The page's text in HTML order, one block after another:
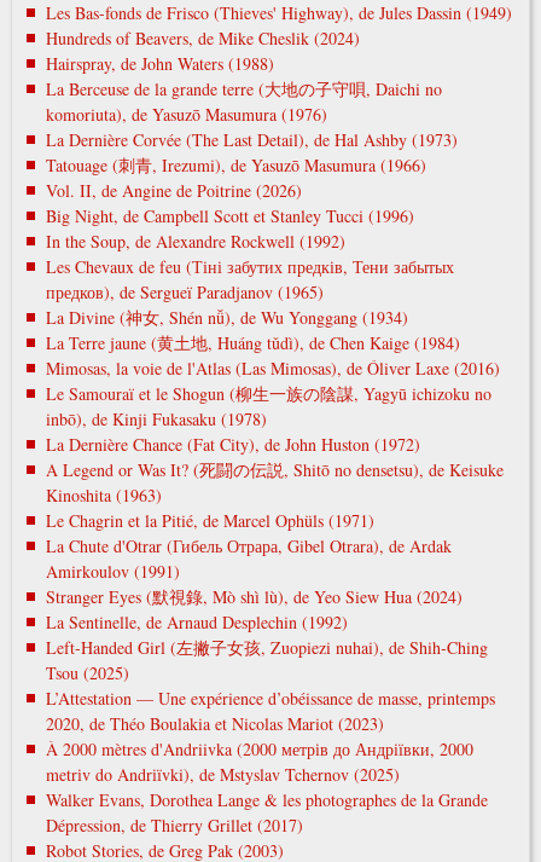
Les Bas-fonds de Frisco (Thieves' Highway), de Jules Dassin (1949)
Hundreds of Beavers, de Mike Cheslik (2024)
Hairspray, de John Waters (1988)
La Berceuse de la grande terre (大地の子守唄, Daichi no
komoriuta), de Yasuzō Masumura (1976)
La Dernière Corvée (The Last Detail), de Hal Ashby (1973)
Tatouage (刺青, Irezumi), de Yasuzō Masumura (1966)
Vol. II, de Angine de Poitrine (2026)
Big Night, de Campbell Scott et Stanley Tucci (1996)
In the Soup, de Alexandre Rockwell (1992)
Les Chevaux de feu (Тіні забутих предків, Тени забытых
предков), de Sergueï Paradjanov (1965)
La Divine (神女, Shén nǚ), de Wu Yonggang (1934)
La Terre jaune (黄土地, Huáng tǔdì), de Chen Kaige (1984)
Mimosas, la voie de l'Atlas (Las Mimosas), de Óliver Laxe (2016)
Le Samouraï et le Shogun (柳生一族の陰謀, Yagyū ichizoku no
inbō), de Kinji Fukasaku (1978)
La Dernière Chance (Fat City), de John Huston (1972)
A Legend or Was It? (死闘の伝説, Shitō no densetsu), de Keisuke
Kinoshita (1963)
Le Chagrin et la Pitié, de Marcel Ophüls (1971)
La Chute d'Otrar (Гибель Отрара, Gibel Otrara), de Ardak
Amirkoulov (1991)
Stranger Eyes (默視錄, Mò shì lù), de Yeo Siew Hua (2024)
La Sentinelle, de Arnaud Desplechin (1992)
Left-Handed Girl (左撇子女孩, Zuopiezi nuhai), de Shih-Ching
Tsou (2025)
L’Attestation — Une expérience d’obéissance de masse, printemps
2020, de Théo Boulakia et Nicolas Mariot (2023)
À 2000 mètres d'Andriivka (2000 метрів до Андріївки, 2000
metrіv do Andrіїvki), de Mstyslav Tchernov (2025)
Walker Evans, Dorothea Lange & les photographes de la Grande
Dépression, de Thierry Grillet (2017)
Robot Stories, de Greg Pak (2003)